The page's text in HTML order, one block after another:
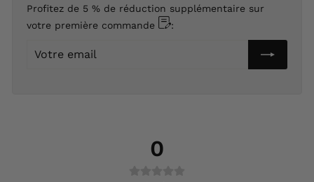
Profitez de 5 % de réduction supplémentaire sur
votre première commande
:
Votre
0